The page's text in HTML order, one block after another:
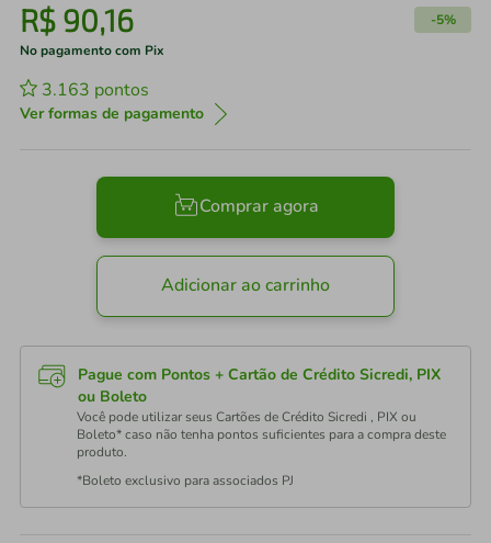
R$ 90,16 -5%
No pagamento com Pix
3.163 pontos
Ver formas de pagamento
Comprar agora
Adicionar ao carrinho
Pague com Pontos + Cartão de Crédito Sicredi, PIX
ou Boleto
Você pode utilizar seus Cartões de Crédito Sicredi , PIX ou
Boleto* caso não tenha pontos suficientes para a compra deste
produto.
*Boleto exclusivo para associados PJ